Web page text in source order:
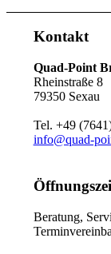
Kontakt
Quad-Point
Rheinstraße 8
79350 Sexau
Tel. +49
info@quad-
Beratung,